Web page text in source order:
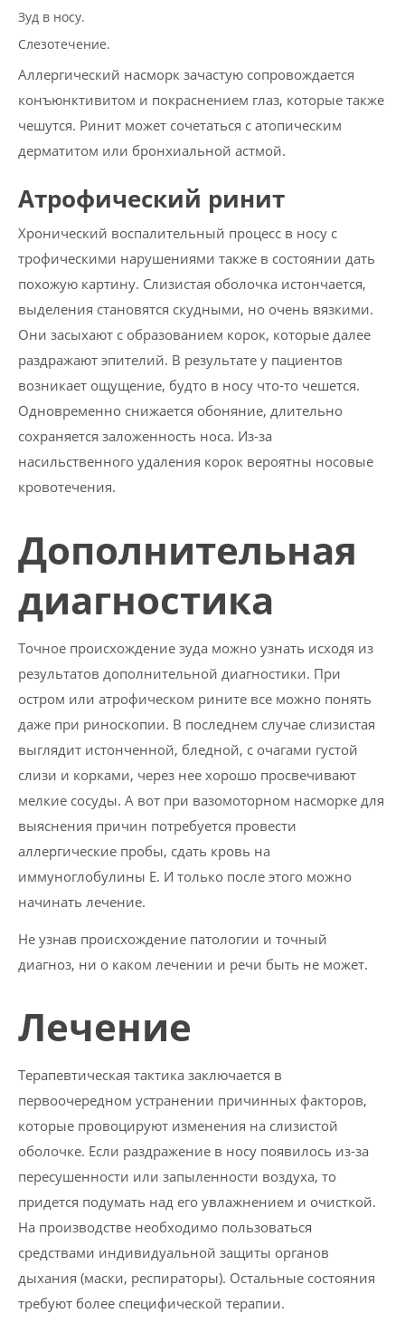
Зуд в носу.
Слезотечение.
Аллергический насморк зачастую сопровождается
конъюнктивитом и покраснением глаз, которые также
чешутся. Ринит может сочетаться с атопическим
дерматитом или бронхиальной астмой.
Атрофический ринит
Хронический воспалительный процесс в носу с
трофическими нарушениями также в состоянии дать
похожую картину. Слизистая оболочка истончается,
выделения становятся скудными, но очень вязкими.
Они засыхают с образованием корок, которые далее
раздражают эпителий. В результате у пациентов
возникает ощущение, будто в носу что-то чешется.
Одновременно снижается обоняние, длительно
сохраняется заложенность носа. Из-за
насильственного удаления корок вероятны носовые
кровотечения.
Дополнительная
диагностика
Точное происхождение зуда можно узнать исходя из
результатов дополнительной диагностики. При
остром или атрофическом рините все можно понять
даже при риноскопии. В последнем случае слизистая
выглядит истонченной, бледной, с очагами густой
слизи и корками, через нее хорошо просвечивают
мелкие сосуды. А вот при вазомоторном насморке для
выяснения причин потребуется провести
аллергические пробы, сдать кровь на
иммуноглобулины E. И только после этого можно
начинать лечение.
Не узнав происхождение патологии и точный
диагноз, ни о каком лечении и речи быть не может.
Лечение
Терапевтическая тактика заключается в
первоочередном устранении причинных факторов,
которые провоцируют изменения на слизистой
оболочке. Если раздражение в носу появилось из-за
пересушенности или запыленности воздуха, то
придется подумать над его увлажнением и очисткой.
На производстве необходимо пользоваться
средствами индивидуальной защиты органов
дыхания (маски, респираторы). Остальные состояния
требуют более специфической терапии.